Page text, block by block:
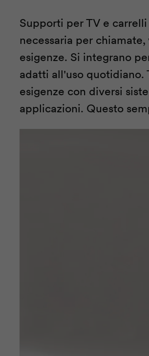
Supporti per TV e
necessaria per
esigenze. Si integrano
adatti all'uso quotidiano.
esigenze con diversi
applicazioni. Questo